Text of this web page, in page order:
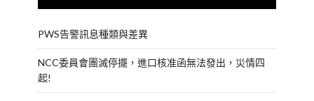
PWS告警訊息種類與差異
NCC委員會團滅停擺，進口核准函無法發出，災情四
起!